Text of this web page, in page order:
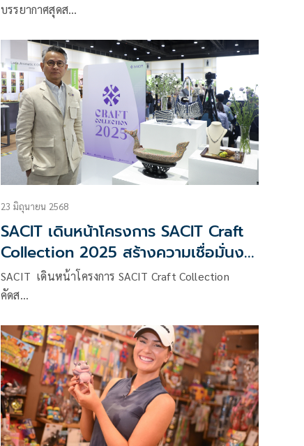
บรรยากาศสุดส…
23 มิถุนายน 2568
SACIT เดินหน้าโครงการ SACIT Craft
Collection 2025 สร้างความเชื่อมั่นงา
นคราฟต์ไทยในเวทีโลก
SACIT เดินหน้าโครงการ SACIT Craft Collection
คัดส…